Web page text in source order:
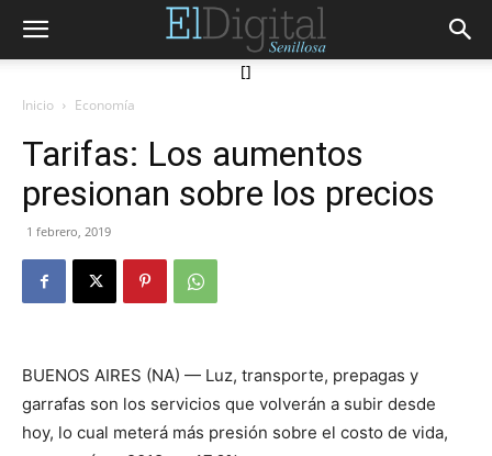
[]
Inicio Economía
Tarifas: Los aumentos
presionan sobre los precios
1 febrero, 2019
BUENOS AIRES (NA) — Luz, transporte, prepagas y
garrafas son los servicios que volverán a subir desde
hoy, lo cual meterá más presión sobre el costo de vida,